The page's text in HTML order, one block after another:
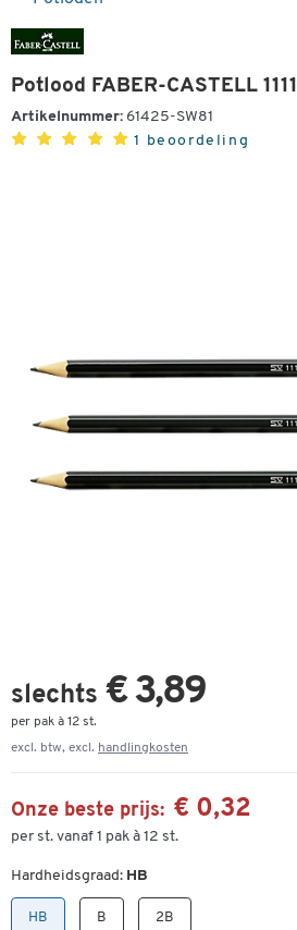
Potlood FABER-CASTELL
Artikelnummer: 61425-SW81
1 beoordeling
slechts € 3,89
per pak à 12 st.
excl. btw, excl. handlingkosten
Onze beste prijs: € 0,32
per st. vanaf 1 pak à 12 st.
Hardheidsgraad: HB
HB B 2B